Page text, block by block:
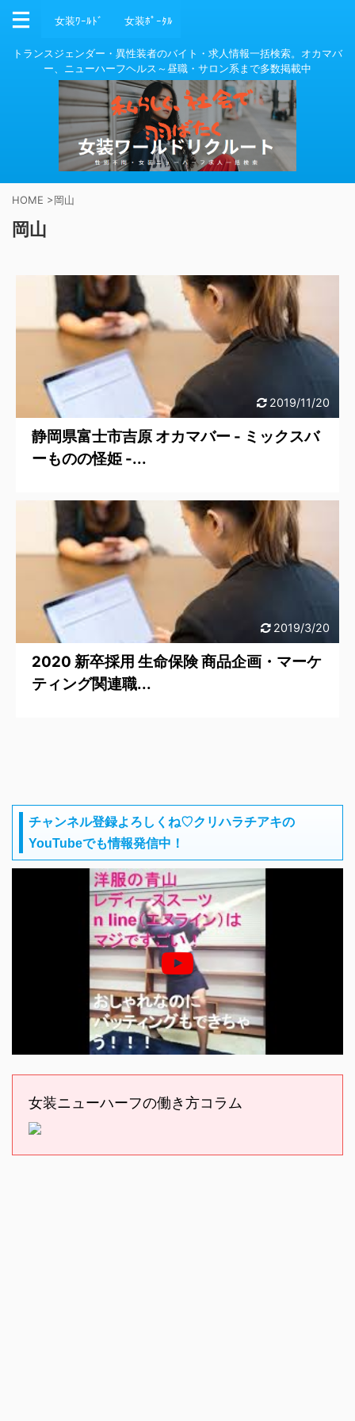
女装ﾜｰﾙﾄﾞ 女装ﾎﾟｰﾀﾙ
トランスジェンダー・異性装者のバイト・求人情報一括検索。オカマバ
ー、ニューハーフヘルス～昼職・サロン系まで多数掲載中
HOME >岡山
岡山
2019/11/20
静岡県富士市吉原 オカマバー - ミックスバ
ーものの怪姫 -...
2019/3/20
2020 新卒採用 生命保険 商品企画・マーケ
ティング関連職...
チャンネル登録よろしくね♡クリハラチアキの
YouTubeでも情報発信中！
女装ニューハーフの働き方コラム